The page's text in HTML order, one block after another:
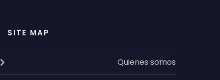
SITE MAP
Quienes somos